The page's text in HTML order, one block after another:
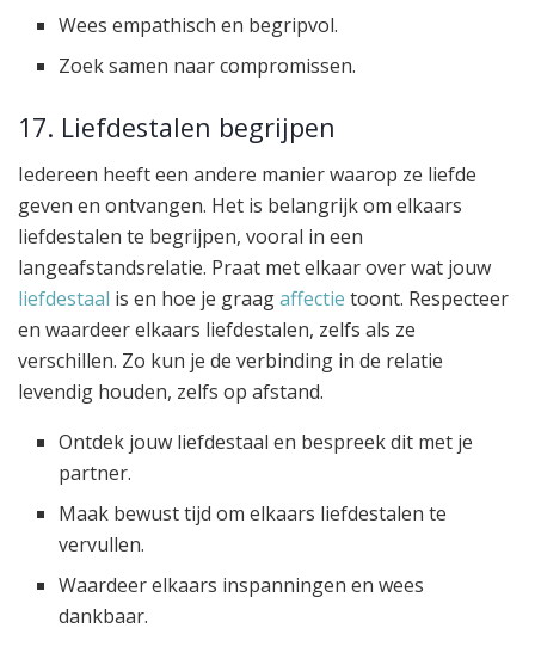
Wees empathisch en begripvol.
Zoek samen naar compromissen.
17. Liefdestalen begrijpen
Iedereen heeft een andere manier waarop ze liefde
geven en ontvangen. Het is belangrijk om elkaars
liefdestalen te begrijpen, vooral in een
langeafstandsrelatie. Praat met elkaar over wat jouw
liefdestaal is en hoe je graagaffectie toont. Respecteer
en waardeer elkaars liefdestalen, zelfs als ze
verschillen. Zo kun je de verbinding in de relatie
levendig houden, zelfs op afstand.
Ontdek jouw liefdestaal en bespreek dit met je
partner.
Maak bewust tijd om elkaars liefdestalen te
vervullen.
Waardeer elkaars inspanningen en wees
dankbaar.